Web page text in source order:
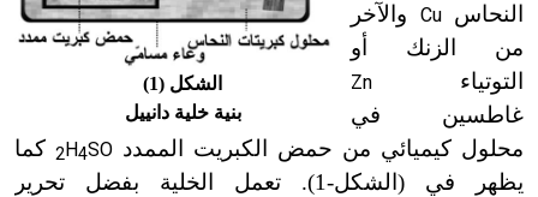
الشكل (1)
بنية خلية دانييل
النحاسCu والآخر
من الزنك أو
التوتياء Zn
غاطسين في
محلول كيميائي من حمض الكبريت الممدد SO
4
H
2 كما
يظهر في (الشكل-1). تعمل الخلية بفضل تحرير